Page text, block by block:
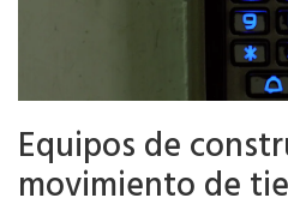
Equipos de
movimiento de